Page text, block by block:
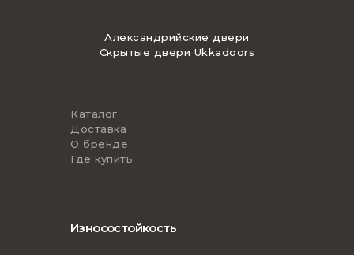
Александрийские двери
Скрытые двери Ukkadoors
Каталог
Доставка
О бренде
Где купить
Износостойкость